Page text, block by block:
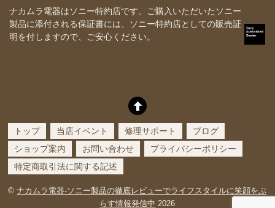
ナカムラ電器はソニー特約店です。ご購入いただいたソニー
製品に添付される保証書には、ソニー特約店としての販売証
明を付しますので、ご安心ください。
トップ 当店イベント 修理サポート
ブログ
ショップ案内
お問い合わせ
プライバシーポリシー
特定商取引法に関する記述
©ナカムラ電器-ソニー製品の徹底レビューでライフスタイルに笑顔をぷ
らす情報発信中 2026